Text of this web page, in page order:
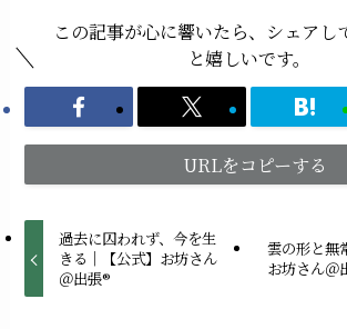
この記事が心に響いたら、シェアし
と嬉しいです。
URLをコピーする
過去に囚われず、今を生
きる｜【公式】お坊さん
＠出張®︎
雲の形と無
お坊さん＠